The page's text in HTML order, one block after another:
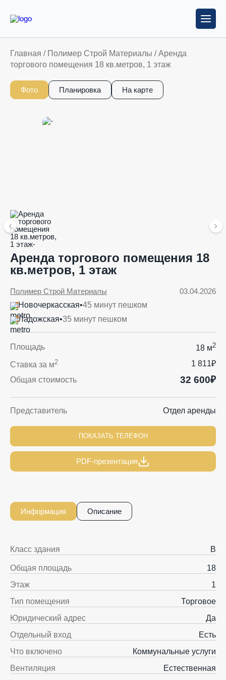
Главная / Полимер Строй Материалы /Аренда
торгового помещения 18 кв.метров, 1 этаж
Фото Планировка На карте
Аренда торгового помещения 18
кв.метров, 1 этаж
03.04.2026
Полимер Строй Материалы
Новочеркасская•45 минут пешком
Ладожская•35 минут пешком
Площадь 18 м2
Ставка за м2
1 811₽
Общая стоимость
32 600₽
Представитель Отдел аренды
ПОКАЗАТЬ ТЕЛЕФОН
PDF-презентация
Информация Описание
Класс здания B
Общая площадь
18
Этаж
1
Тип помещения
Торговое
Юридический адрес
Да
Отдельный вход
Есть
Что включено
Коммунальные услуги
Вентиляция
Естественная